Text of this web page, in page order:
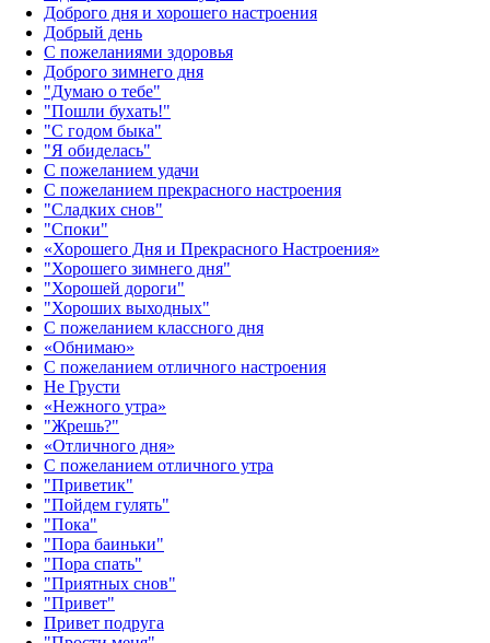
Доброго дня и хорошего настроения
Добрый день
С пожеланиями здоровья
Доброго зимнего дня
"Думаю о тебе"
"Пошли бухать!"
"С годом быка"
"Я обиделась"
С пожеланием удачи
С пожеланием прекрасного настроения
"Сладких снов"
"Споки"
«Хорошего Дня и Прекрасного Настроения»
"Хорошего зимнего дня"
"Хорошей дороги"
"Хороших выходных"
С пожеланием классного дня
«Обнимаю»
С пожеланием отличного настроения
Не Грусти
«Нежного утра»‎
"Жрешь?"
«Отличного дня»‎
С пожеланием отличного утра
"Приветик"
"Пойдем гулять"
"Пока"
"Пора баиньки"
"Пора спать"
"Приятных снов"
"Привет"
Привет подруга